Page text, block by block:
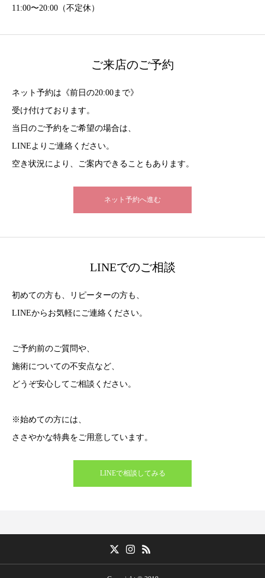
11:00〜20:00（不定休）
ご来店のご予約
ネット予約は《前日の20:00まで》
受け付けております。
当日のご予約をご希望の場合は、
LINEよりご連絡ください。
空き状況により、ご案内できることもあります。
ネット予約へ進む
LINEでのご相談
初めての方も、リピーターの方も、
LINEからお気軽にご連絡ください。
ご予約前のご質問や、
施術についての不安点など、
どうぞ安心してご相談ください。
※始めての方には、
ささやかな特典をご用意しています。
LINEで相談してみる